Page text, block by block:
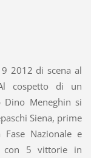
2012 di scena al
cospetto di un
Dino Meneghin si
Siena, prime
Nazionale e
con 5 vittorie in